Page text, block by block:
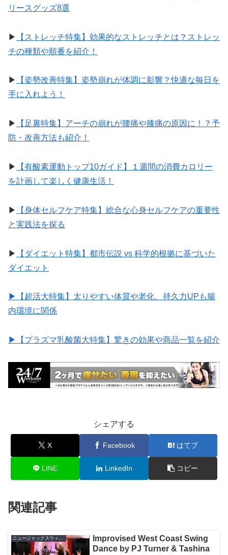
リースグッズ8選
▶︎
【ストレッチ特集】効果的なストレッチとは？ストレッ
チの種類や順番を紹介！
▶︎
【姿勢改善特集】姿勢崩れが体調に影響？快適な毎日を
手に入れよう！
▶︎
【足裏特集】アーチの崩れが腰痛や膝痛の原因に！？予
防・改善方法も紹介！
▶︎
【有酸素運動トップ10ガイド】１週間の消費カロリー
を計画して楽しく健康生活！
▶︎
【身体セルフケア特集】総合な心身セルフケアの重要性
と実践法を探る
▶︎
【ダイエット特集】都市伝説 vs 科学的根拠に基づいた
ダイエット
▶︎【超活大特集】太りやすい体質や老化、持久力UPも腸
内環境に関係
▶︎【プラズマ乳酸菌大特集】驚きの効果や商品一覧を紹介
シェアする
X Facebook はてブ
LINE LinkedIn コピー
関連記事
ニュージャックスウィング
Improvised West Coast Swing
Dance by PJ Turner & Tashina